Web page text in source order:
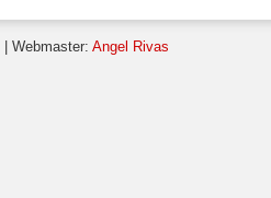
| Webmaster: Angel Rivas